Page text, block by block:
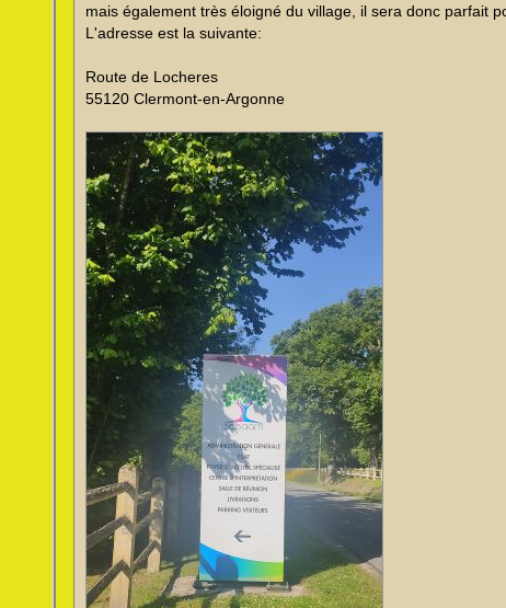
n
l
mais également très éloigné du village, il sera donc parfait
L'adresse est la suivante:
Route de Locheres
55120 Clermont-en-Argonne